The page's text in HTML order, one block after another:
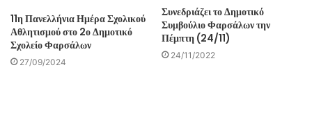
11η Πανελλήνια Ημέρα Σχολικού
Αθλητισμού στο 2ο Δημοτικό
Σχολείο Φαρσάλων
27/09/2024
Συνεδριάζει το Δημοτικό
Συμβούλιο Φαρσάλων την
Πέμπτη (24/11)
24/11/2022